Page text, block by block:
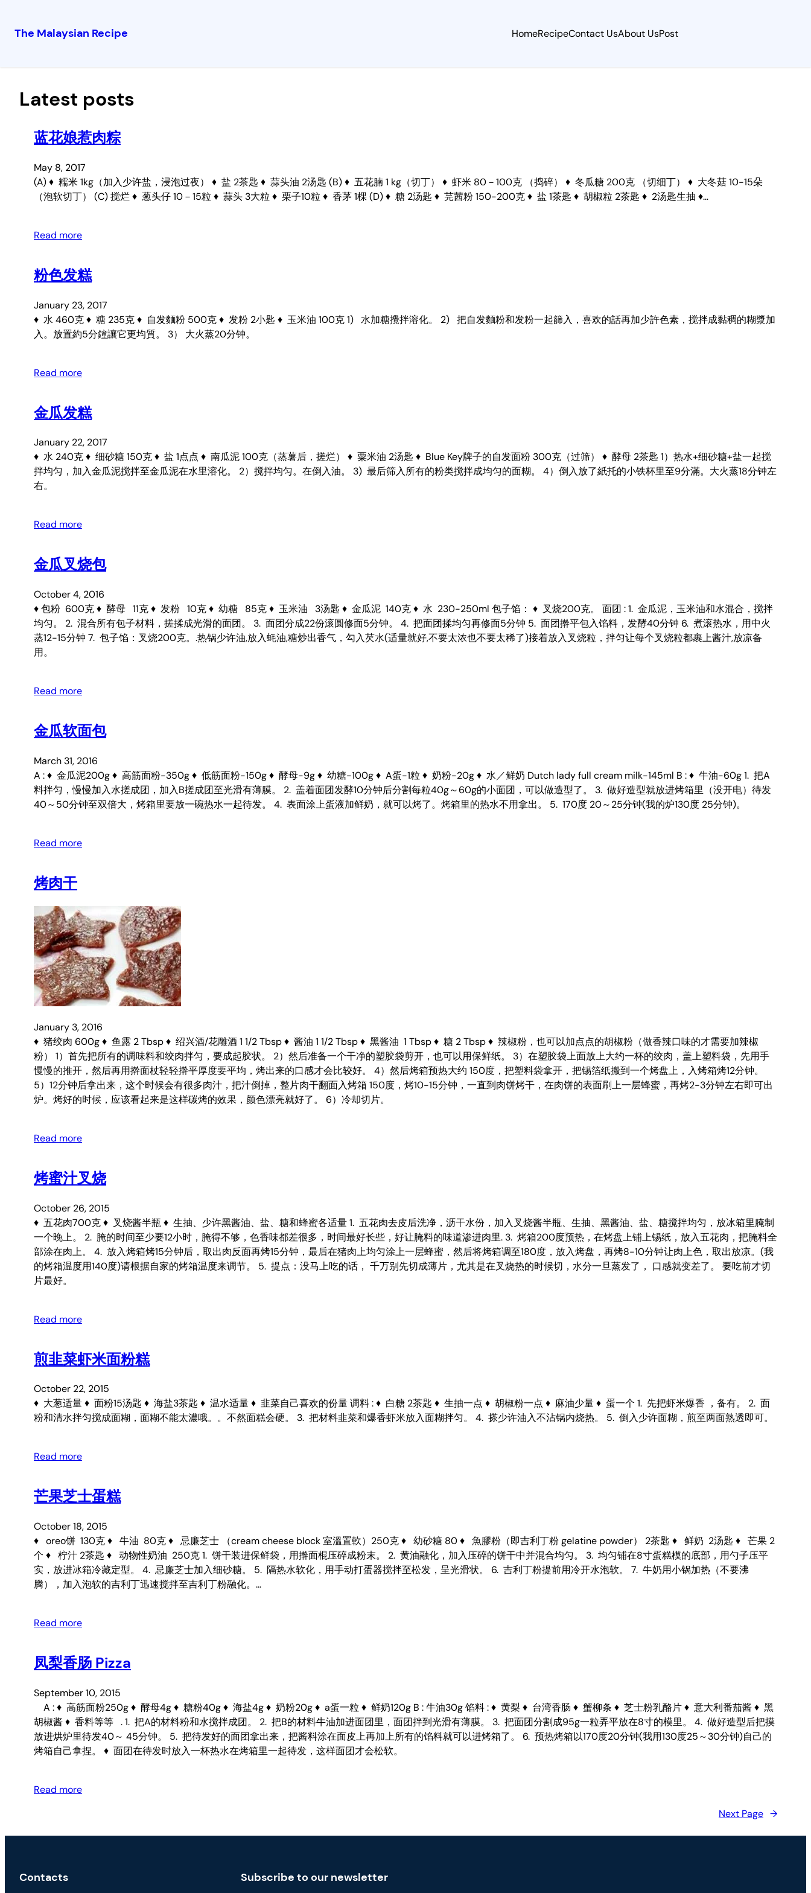
The Malaysian Recipe HomeRecipeContact UsAbout UsPost
Latest posts
蓝花娘惹肉粽
May 8, 2017
(A) ♦ 糯米 1kg（加入少许盐，浸泡过夜） ♦ 盐 2茶匙 ♦ 蒜头油 2汤匙 (B) ♦ 五花腩 1 kg（切丁） ♦ 虾米 80－100克 （捣碎） ♦ 冬瓜糖 200克 （切细丁） ♦ 大冬菇 10-15朵
（泡软切丁） (C) 搅烂 ♦ 葱头仔 10－15粒 ♦ 蒜头 3大粒 ♦ 栗子10粒 ♦ 香茅 1棵 (D) ♦ 糖 2汤匙 ♦ 芫茜粉 150-200克 ♦ 盐 1茶匙 ♦ 胡椒粒 2茶匙 ♦ 2汤匙生抽 ♦…
Read more
粉色发糕
January 23, 2017
♦ 水 460克 ♦ 糖 235克 ♦ 自发麵粉 500克 ♦ 发粉 2小匙 ♦ 玉米油 100克 1) 水加糖攪拌溶化。 2) 把自发麵粉和发粉一起篩入，喜欢的話再加少許色素，搅拌成黏稠的糊漿加
入。放置約5分鐘讓它更均質。 3） 大火蒸20分钟。
Read more
金瓜发糕
January 22, 2017
♦ 水 240克 ♦ 细砂糖 150克 ♦ 盐 1点点 ♦ 南瓜泥 100克（蒸薯后，搓烂） ♦ 粟米油 2汤匙 ♦ Blue Key牌子的自发面粉 300克（过筛） ♦ 酵母 2茶匙 1）热水+细砂糖+盐一起搅
拌均匀，加入金瓜泥搅拌至金瓜泥在水里溶化。 2）搅拌均匀。在倒入油。 3) 最后筛入所有的粉类搅拌成均匀的面糊。 4）倒入放了紙托的小铁杯里至9分滿。大火蒸18分钟左
右。
Read more
金瓜叉烧包
October 4, 2016
♦ 包粉 600克 ♦ 酵母 11克 ♦ 发粉 10克 ♦ 幼糖 85克 ♦ 玉米油 3汤匙 ♦ 金瓜泥 140克 ♦ 水 230-250ml 包子馅： ♦ 叉烧200克。 面团 : 1. 金瓜泥，玉米油和水混合，搅拌
均匀。 2. 混合所有包子材料，搓揉成光滑的面团。 3. 面团分成22份滚圆修面5分钟。 4. 把面团揉均匀再修面5分钟 5. 面团擀平包入馅料，发酵40分钟 6. 煮滚热水，用中火
蒸12-15分钟 7. 包子馅：叉烧200克。.热锅少许油,放入蚝油,糖炒出香气，勾入芡水(适量就好,不要太浓也不要太稀了)接着放入叉烧粒，拌匀让每个叉烧粒都裹上酱汁,放凉备
用。
Read more
金瓜软面包
March 31, 2016
A : ♦ 金瓜泥200g ♦ 高筋面粉-350g ♦ 低筋面粉-150g ♦ 酵母-9g ♦ 幼糖-100g ♦ A蛋-1粒 ♦ 奶粉-20g ♦ 水／鲜奶 Dutch lady full cream milk-145ml B : ♦ 牛油-60g 1. 把A
料拌匀，慢慢加入水搓成团，加入B搓成团至光滑有薄膜。 2. 盖着面团发酵10分钟后分割每粒40g～60g的小面团，可以做造型了。 3. 做好造型就放进烤箱里（没开电）待发
40～50分钟至双倍大，烤箱里要放一碗热水一起待发。 4. 表面涂上蛋液加鲜奶，就可以烤了。烤箱里的热水不用拿出。 5. 170度 20～25分钟(我的炉130度 25分钟)。
Read more
烤肉干
January 3, 2016
♦ 猪绞肉 600g ♦ 鱼露 2 Tbsp ♦ 绍兴酒/花雕酒 1 1/2 Tbsp ♦ 酱油 1 1/2 Tbsp ♦ 黑酱油 1 Tbsp ♦ 糖 2 Tbsp ♦ 辣椒粉，也可以加点点的胡椒粉（做香辣口味的才需要加辣椒
粉） 1）首先把所有的调味料和绞肉拌匀，要成起胶状。 2）然后准备一个干净的塑胶袋剪开，也可以用保鲜纸。 3）在塑胶袋上面放上大约一杯的绞肉，盖上塑料袋，先用手
慢慢的推开，然后再用擀面杖轻轻擀平厚度要平均，烤出来的口感才会比较好。 4）然后烤箱预热大约 150度，把塑料袋拿开，把锡箔纸搬到一个烤盘上，入烤箱烤12分钟。
5）12分钟后拿出来，这个时候会有很多肉汁，把汁倒掉，整片肉干翻面入烤箱 150度，烤10-15分钟，一直到肉饼烤干，在肉饼的表面刷上一层蜂蜜，再烤2-3分钟左右即可出
炉。烤好的时候，应该看起来是这样碳烤的效果，颜色漂亮就好了。 6）冷却切片。
Read more
烤蜜汁叉烧
October 26, 2015
♦ 五花肉700克 ♦ 叉烧酱半瓶 ♦ 生抽、少许黑酱油、盐、糖和蜂蜜各适量 1. 五花肉去皮后洗净，沥干水份，加入叉烧酱半瓶、生抽、黑酱油、盐、糖搅拌均匀，放冰箱里腌制
一个晚上。 2. 腌的时间至少要12小时，腌得不够，色香味都差很多，时间最好长些，好让腌料的味道渗进肉里. 3. 烤箱200度预热，在烤盘上铺上锡纸，放入五花肉，把腌料全
部涂在肉上。 4. 放入烤箱烤15分钟后，取出肉反面再烤15分钟，最后在猪肉上均匀涂上一层蜂蜜，然后将烤箱调至180度，放入烤盘，再烤8-10分钟让肉上色，取出放凉。(我
的烤箱温度用140度)请根据自家的烤箱温度来调节。 5. 提点：没马上吃的话， 千万别先切成薄片，尤其是在叉烧热的时候切，水分一旦蒸发了， 口感就变差了。 要吃前才切
片最好。
Read more
煎韭菜虾米面粉糕
October 22, 2015
♦ 大葱适量 ♦ 面粉15汤匙 ♦ 海盐3茶匙 ♦ 温水适量 ♦ 韭菜自己喜欢的份量 调料 : ♦ 白糖 2茶匙 ♦ 生抽一点 ♦ 胡椒粉一点 ♦ 麻油少量 ♦ 蛋一个 1. 先把虾米爆香 ，备有。 2. 面
粉和清水拌匀搅成面糊，面糊不能太濃哦。。不然面糕会硬。 3. 把材料韭菜和爆香虾米放入面糊拌匀。 4. 搽少许油入不沾锅内烧热。 5. 倒入少许面糊，煎至两面熟透即可。
Read more
芒果芝士蛋糕
October 18, 2015
♦ oreo饼 130克 ♦ 牛油 80克 ♦ 忌廉芝士 （cream cheese block 室溫置軟）250克 ♦ 幼砂糖 80 ♦ 魚膠粉（即吉利丁粉 gelatine powder） 2茶匙 ♦ 鲜奶 2汤匙 ♦ 芒果 2
个 ♦ 柠汁 2茶匙 ♦ 动物性奶油 250克 1. 饼干装进保鲜袋，用擀面棍压碎成粉末。 2. 黄油融化，加入压碎的饼干中并混合均匀。 3. 均匀铺在8寸蛋糕模的底部，用勺子压平
实，放进冰箱冷藏定型。 4. 忌廉芝士加入细砂糖。 5. 隔热水软化，用手动打蛋器搅拌至松发，呈光滑状。 6. 吉利丁粉提前用冷开水泡软。 7. 牛奶用小锅加热（不要沸
腾），加入泡软的吉利丁迅速搅拌至吉利丁粉融化。…
Read more
凤梨香肠 Pizza
September 10, 2015
A : ♦ 高筋面粉250g ♦ 酵母4g ♦ 糖粉40g ♦ 海盐4g ♦ 奶粉20g ♦ a蛋一粒 ♦ 鲜奶120g B : 牛油30g 馅料 : ♦ 黄梨 ♦ 台湾香肠 ♦ 蟹柳条 ♦ 芝士粉乳酪片 ♦ 意大利番茄酱 ♦ 黑
胡椒酱 ♦ 香料等等 . 1. 把A的材料粉和水搅拌成团。 2. 把B的材料牛油加进面团里，面团拌到光滑有薄膜。 3. 把面团分割成95g一粒弄平放在8寸的模里。 4. 做好造型后把摸
放进烘炉里待发40～ 45分钟。 5. 把待发好的面团拿出来，把酱料涂在面皮上再加上所有的馅料就可以进烤箱了。 6. 预热烤箱以170度20分钟(我用130度25～30分钟)自己的
烤箱自己拿捏。 ♦ 面团在待发时放入一杯热水在烤箱里一起待发，这样面团才会松软。
Read more
Next Page →
Contacts Subscribe to our newsletter